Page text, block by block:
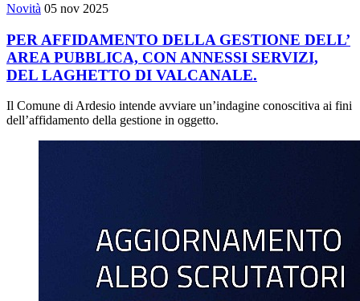
Novità 05 nov 2025
PER AFFIDAMENTO DELLA GESTIONE DELL’
AREA PUBBLICA, CON ANNESSI SERVIZI,
DEL LAGHETTO DI VALCANALE.
Il Comune di Ardesio intende avviare un’indagine conoscitiva ai fini
dell’affidamento della gestione in oggetto.